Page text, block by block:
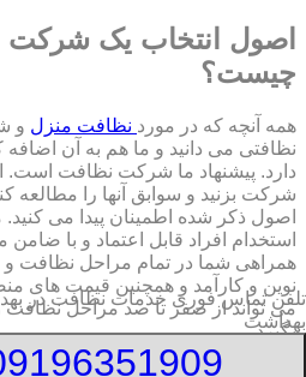
اصول انتخاب یک شرکت
چیست؟
همه آنچه که در مورد نظافت منزل و
نظافتی می دانید و ما هم به آن
دارد. پیشنهاد ما شرکت نظافت
شرکت بزنید و سوابق آنها را مطالعه
اصول ذکر شده اطمینان پیدا می
استخدام افراد قابل اعتماد و با ضامن
همراهی شما در تمام مراحل نظافت و
نوین و کارآمد و همچنین قیمت های
می تواند از صفر تا صد مراحل نظافت
بگیرد.
8/7/2026 7:30:58 AM
تلفن تماس فوریخدمات نظافت در
بهداشت